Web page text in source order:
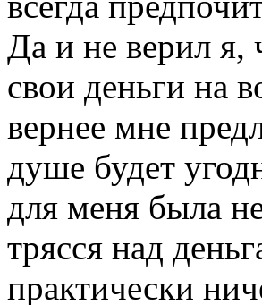
Да и не верил я,
свои деньги на
вернее мне
душе будет
для меня была
трясся над
практически